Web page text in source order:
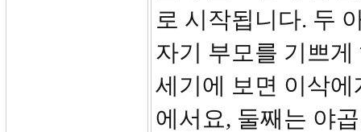
로 시작됩니다. 두
자기 부모를 기쁘
세기에 보면 이삭
에서요, 둘째는 야